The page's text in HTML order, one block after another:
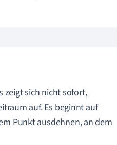
zeigt sich nicht sofort,
auf. Es beginnt auf
Punkt ausdehnen, an dem